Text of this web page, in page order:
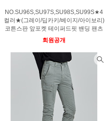
NO.SU96S,SU97S,SU98S,SU99S★4
컬러★(그레이/딥카키/베이지/아이보리)
코튼스판 앞포켓 테이퍼드핏 밴딩 팬츠
회원공개